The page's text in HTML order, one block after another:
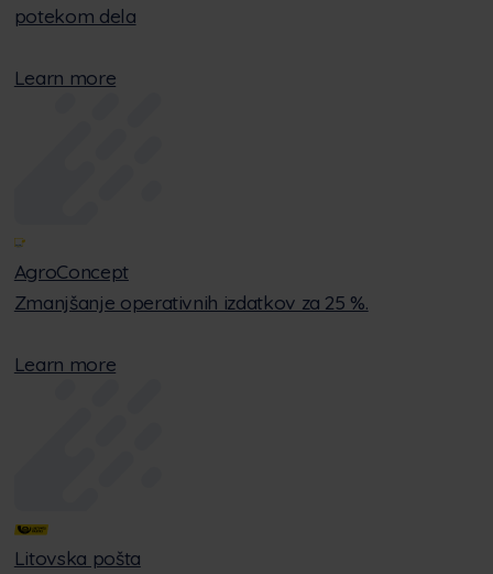
potekom dela
Learn more
AgroConcept
Zmanjšanje operativnih izdatkov za 25 %.
Learn more
Litovska pošta